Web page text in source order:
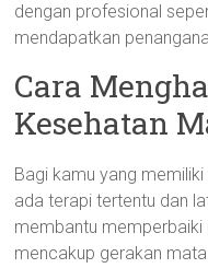
dengan profesional
mendapatkan
Cara
Kesehatan
Bagi kamu yang
ada terapi tertentu dan
membantu memperbaiki
mencakup gerakan